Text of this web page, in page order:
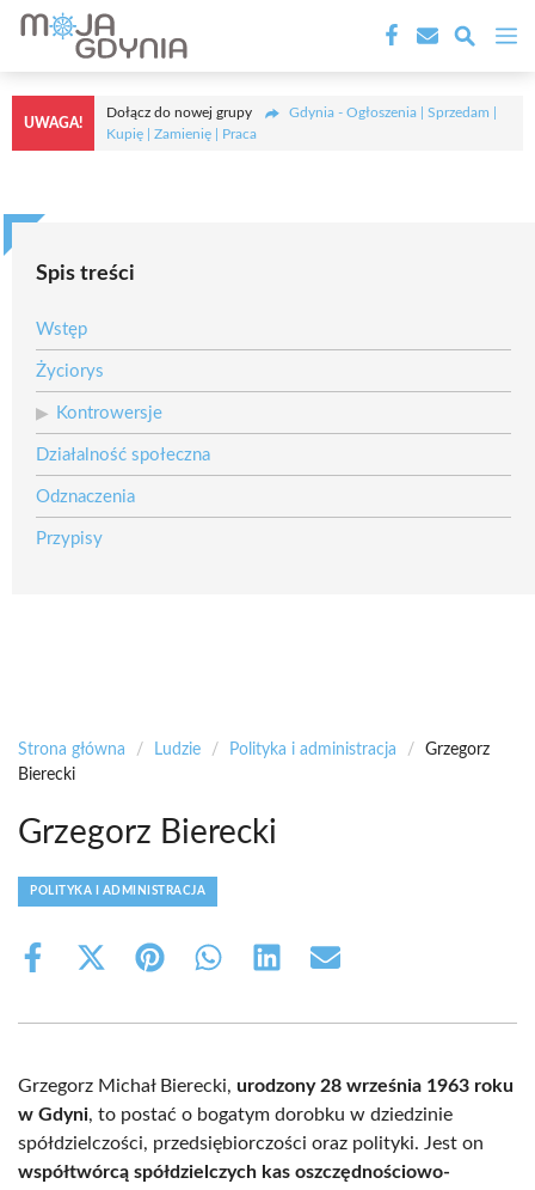
Przejdź
treści
UWAGA!
Dołącz do nowej grupy
Gdynia - Ogłoszenia | Sprzedam |
Kupię | Zamienię | Praca
Spis treści
Wstęp
Życiorys
Kontrowersje
Działalność społeczna
Odznaczenia
Przypisy
Strona główna / Ludzie / Polityka i administracja /
Grzegorz
Bierecki
Grzegorz Bierecki
POLITYKA I ADMINISTRACJA
Share
Share
(Twitter)
Share Share Share Share
Grzegorz Michał Bierecki, urodzony 28 września 1963 roku
w Gdyni, to postać o bogatym dorobku w dziedzinie
spółdzielczości, przedsiębiorczości oraz polityki. Jest on
współtwórcą spółdzielczych kas oszczędnościowo-